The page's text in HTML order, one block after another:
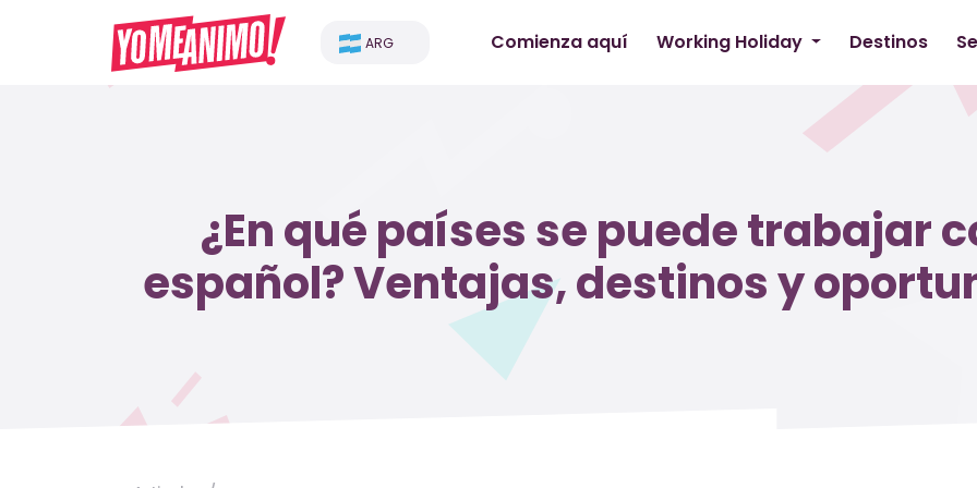
ARG Comienza aquí Working Holiday Destinos
¿En qué países se puede trabajar
español? Ventajas, destinos y